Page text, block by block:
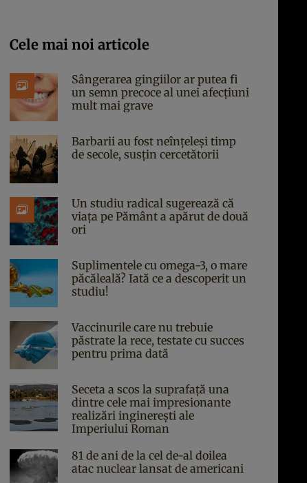
Cele mai noi articole
Sângerarea gingiilor ar putea fi
un semn precoce al unei afecțiuni
mult mai grave
Barbarii au fost neînțeleși timp
de secole, susțin cercetătorii
Un studiu radical sugerează că
viața pe Pământ a apărut de două
ori
Suplimentele cu omega-3, o mare
păcăleală? Iată ce a descoperit un
studiu!
Vaccinurile care nu trebuie
păstrate la rece, testate cu succes
pentru prima dată
Seceta a scos la suprafață una
dintre cele mai impresionante
realizări inginerești ale
Imperiului Roman
81 de ani de la cel de-al doilea
atac nuclear lansat de americani